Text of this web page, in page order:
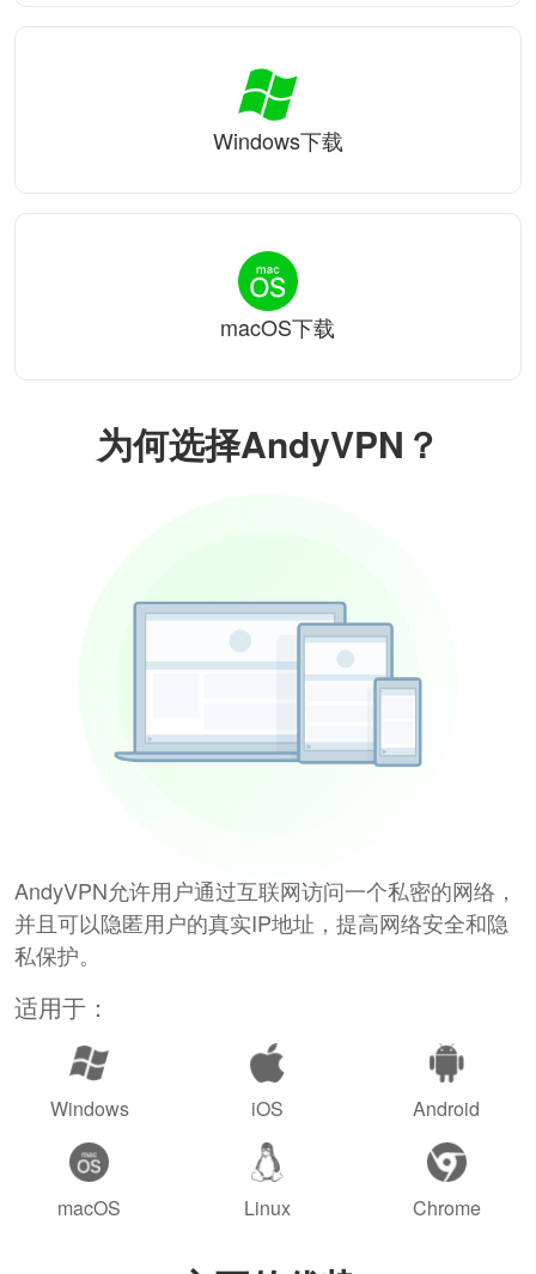
为何选择AndyVPN？
AndyVPN允许用户通过互联网访问一个私密的网络，
并且可以隐匿用户的真实IP地址，提高网络安全和隐
私保护。
适用于：
Windows iOS Android
macOS Linux Chrome
Windows下载
macOS下载